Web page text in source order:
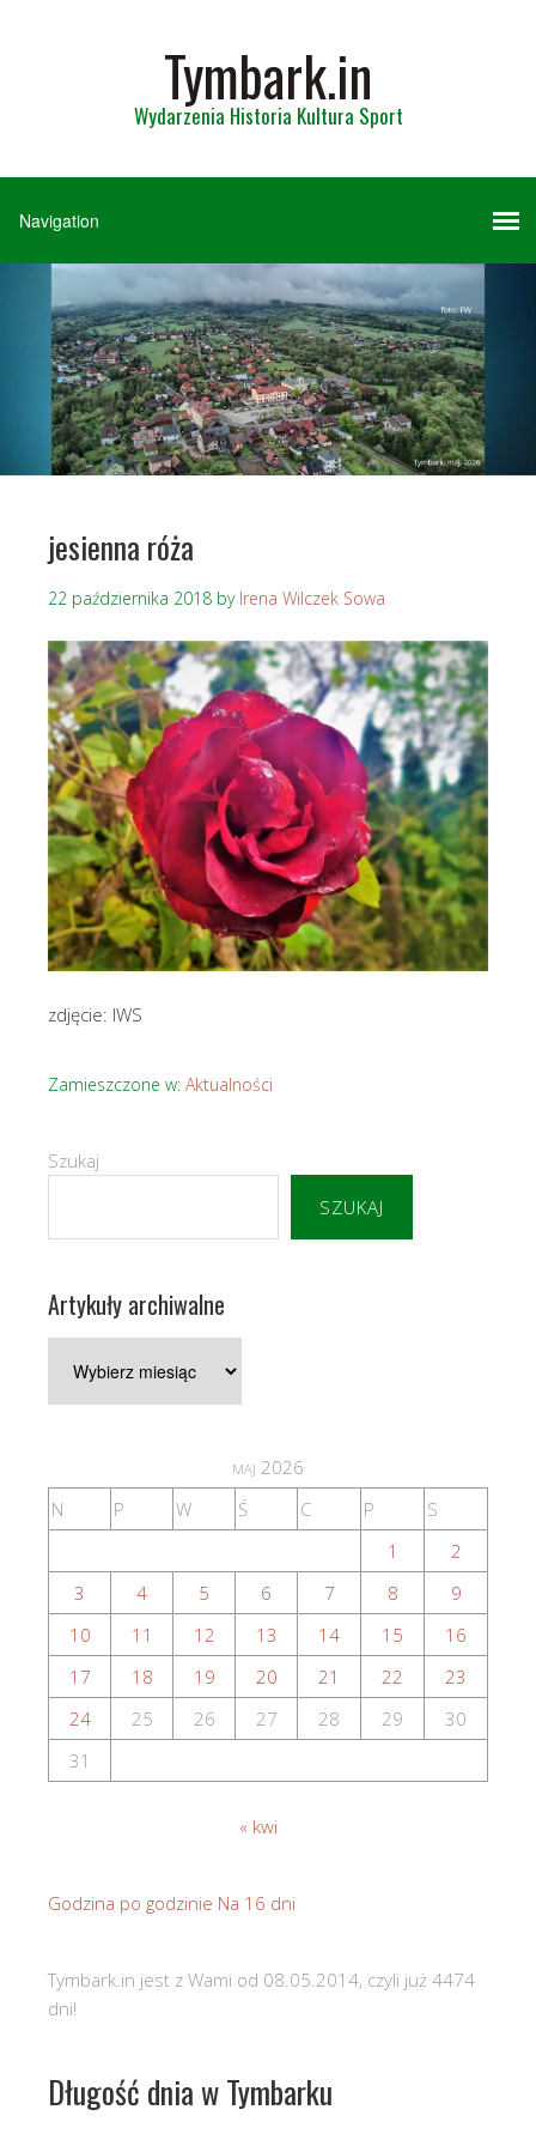
Tymbark.in
Wydarzenia Historia Kultura Sport
jesienna róża
22 października 2018 by Irena Wilczek Sowa
zdjęcie: IWS
Zamieszczone w: Aktualności
Szukaj
SZUKAJ
Artykuły archiwalne
archiwalne
maj 2026
N
P W Ś C P
S
1
2
3
4 5 6 7 8
9
10
11 12 13 14 15
16
17
18 19 20 21 22
23
24
25 26 27 28 29
30
31
« kwi
Godzina po godzinie Na 16 dni
Tymbark.in jest z Wami od 08.05.2014, czyli już 4474
dni!
Długość dnia w Tymbarku